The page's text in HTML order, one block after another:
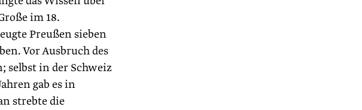
im 18.
Preußen sieben
Vor Ausbruch des
selbst in der Schweiz
gab es in
strebte die